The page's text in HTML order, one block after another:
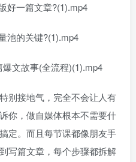
好一篇文章?(1).mp4
池的关键?(1).mp4
文故事(全流程)(1).mp4
别接地气，完全不会让人有
你，做自媒体根本不需要什
定。而且每节课都像朋友手
写篇文章，每个步骤都拆解